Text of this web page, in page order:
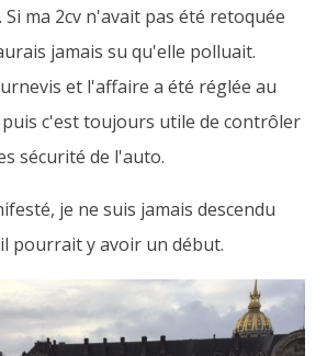
ma 2cv n'avait pas été retoquée
jamais su qu'elle polluait.
et l'affaire a été réglée au
c'est toujours utile de contrôler
sécurité de l'auto.
je ne suis jamais descendu
pourrait y avoir un début.